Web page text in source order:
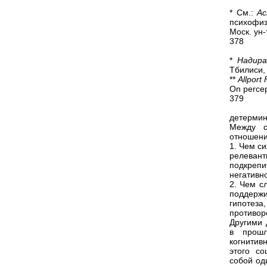
* См.:
Моск.
378
*
**Allport
On
379
Между
1. Чем
2. Чем
Другими
в
этого
собой